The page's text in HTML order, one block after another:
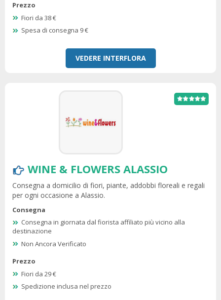
Prezzo
Fiori da 38 €
Spesa di consegna 9 €
VEDERE INTERFLORA
WINE & FLOWERS ALASSIO
Consegna a domicilio di fiori, piante, addobbi floreali e regali
per ogni occasione a Alassio.
Consegna
Consegna in giornata dal fiorista affiliato più vicino alla
destinazione
Non Ancora Verificato
Prezzo
Fiori da 29 €
Spedizione inclusa nel prezzo